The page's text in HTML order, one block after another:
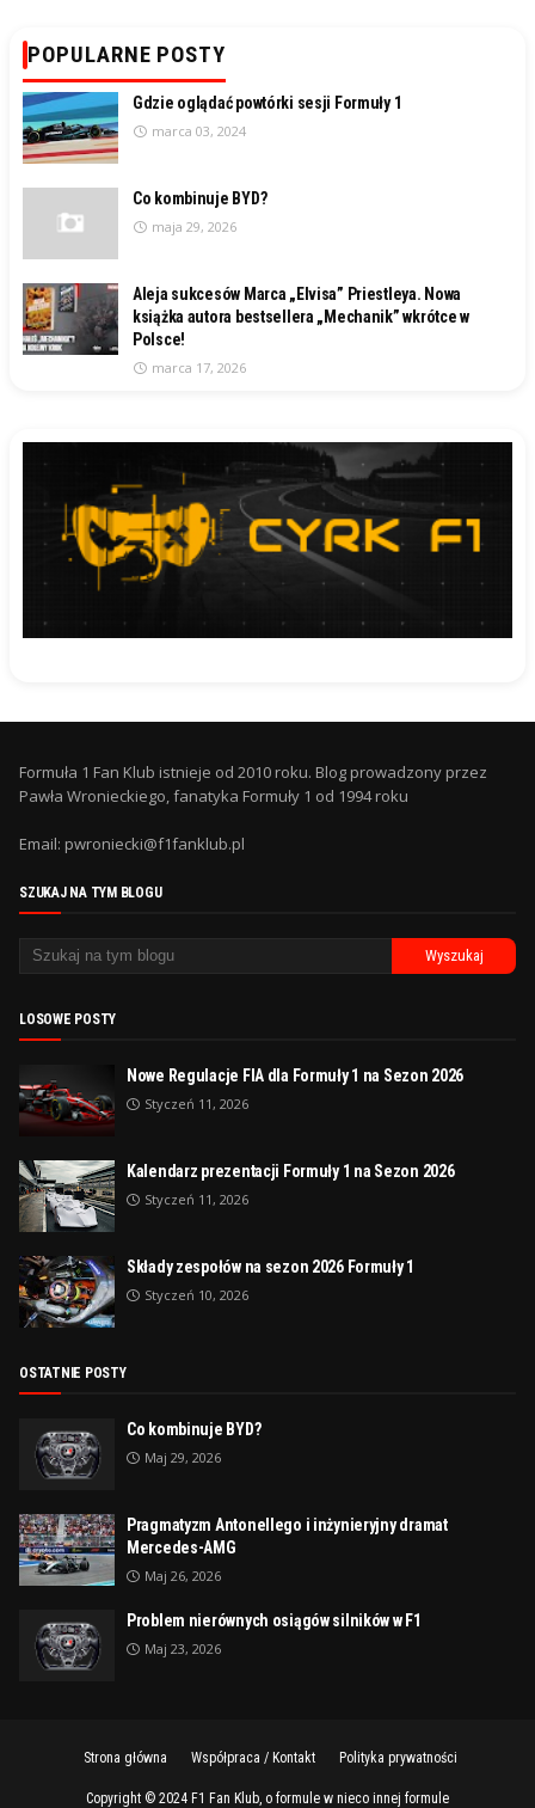
POPULARNE POSTY
Gdzie oglądać powtórki sesji Formuły 1
marca 03, 2024
Co kombinuje BYD?
maja 29, 2026
Aleja sukcesów Marca „Elvisa” Priestleya. Nowa
książka autora bestsellera „Mechanik” wkrótce w
Polsce!
marca 17, 2026
Formuła 1 Fan Klub istnieje od 2010 roku. Blog prowadzony przez
Pawła Wronieckiego, fanatyka Formuły 1 od 1994 roku
Email: pwroniecki@f1fanklub.pl
SZUKAJ NA TYM BLOGU
LOSOWE POSTY
Nowe Regulacje FIA dla Formuły 1 na Sezon 2026
Styczeń 11, 2026
Kalendarz prezentacji Formuły 1 na Sezon 2026
Styczeń 11, 2026
Składy zespołów na sezon 2026 Formuły 1
Styczeń 10, 2026
OSTATNIE POSTY
Co kombinuje BYD?
Maj 29, 2026
Pragmatyzm Antonellego i inżynieryjny dramat
Mercedes-AMG
Maj 26, 2026
Problem nierównych osiągów silników w F1
Maj 23, 2026
Strona główna Współpraca / Kontakt Polityka prywatności
Copyright © 2024 F1 Fan Klub, o formule w nieco innej formule